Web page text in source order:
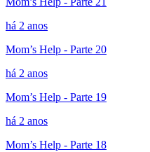
há 2 anos
Mom’s Help - Parte 20
há 2 anos
Mom’s Help - Parte 19
há 2 anos
Mom’s Help - Parte 18